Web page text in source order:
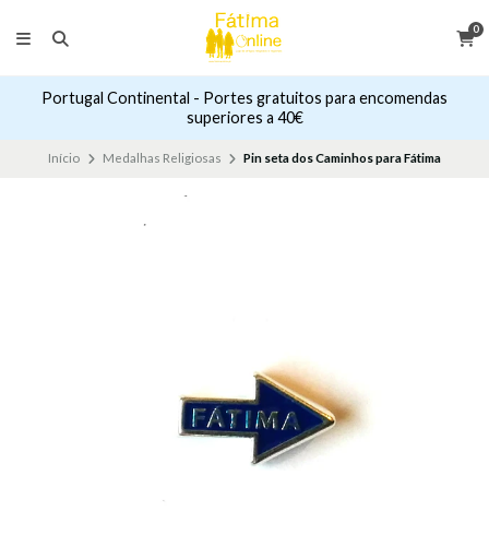
0
Portugal Continental - Portes gratuitos para encomendas
superiores a 40€
Início Medalhas Religiosas Pin seta dos Caminhos para Fátima